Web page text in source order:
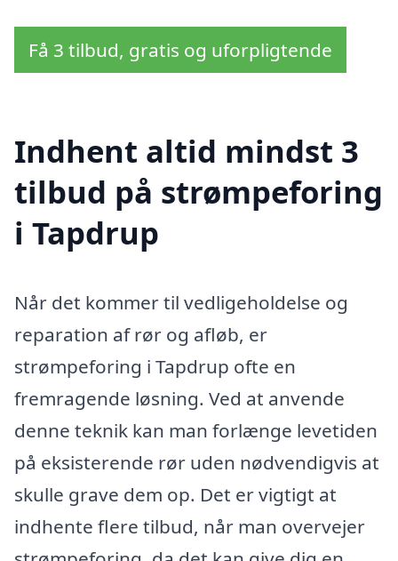
Få 3 tilbud, gratis og uforpligtende
Indhent altid mindst 3
tilbud på strømpeforing
i Tapdrup
Når det kommer til vedligeholdelse og
reparation af rør og afløb, er
strømpeforing i Tapdrup ofte en
fremragende løsning. Ved at anvende
denne teknik kan man forlænge levetiden
på eksisterende rør uden nødvendigvis at
skulle grave dem op. Det er vigtigt at
indhente flere tilbud, når man overvejer